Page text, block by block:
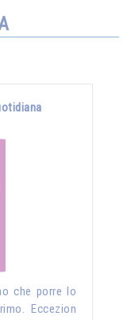
che porre lo
Eccezion